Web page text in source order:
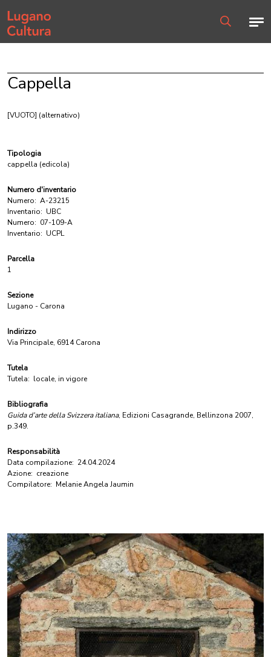
Home page
Cappella
[VUOTO] (alternativo)
Tipologia
cappella (edicola)
Numero d'inventario
Numero: A-23215
Inventario: UBC
Numero: 07-109-A
Inventario: UCPL
Parcella
1
Sezione
Lugano - Carona
Indirizzo
Via Principale, 6914 Carona
Tutela
Tutela: locale, in vigore
Bibliografia
Guida d’arte della Svizzera italiana, Edizioni Casagrande, Bellinzona 2007,
p.349.
Responsabilità
Data compilazione: 24.04.2024
Azione: creazione
Compilatore: Melanie Angela Jaumin